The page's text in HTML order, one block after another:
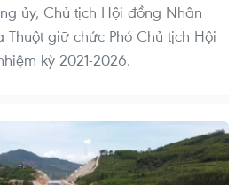
ủy, Chủ tịch Hội đồng Nhân
giữ chức Phó Chủ tịch Hội
kỳ 2021-2026.